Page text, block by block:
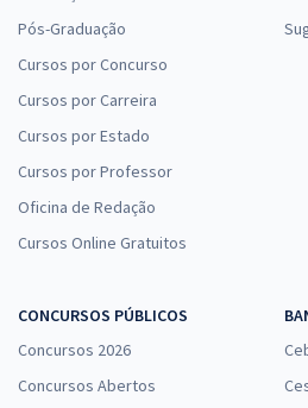
Pós-Graduação
Cursos por Concurso
Cursos por Carreira
Cursos por Estado
Cursos por Professor
Oficina de Redação
Cursos Online Gratuitos
CONCURSOS PÚBLICOS
Concursos 2026
Concursos Abertos